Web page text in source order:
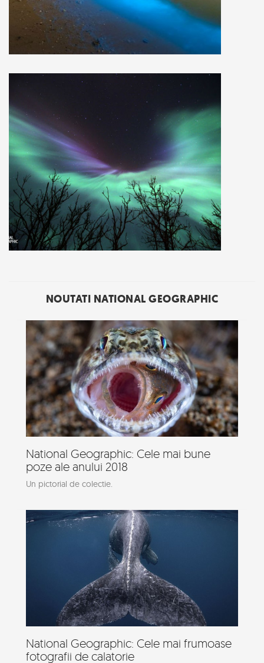
NOUTATI NATIONAL GEOGRAPHIC
National Geographic: Cele mai bune
poze ale anului 2018
Un pictorial de colectie.
National Geographic: Cele mai frumoase
fotografii de calatorie